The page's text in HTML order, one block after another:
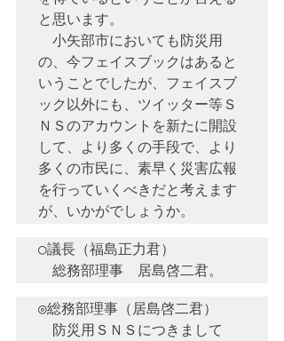
と思います。
小矢部市においても防災用
の、今フェイスブックはあると
いうことでしたが、フェイスブ
ック以外にも、ツイッター等Ｓ
ＮＳのアカウントを新たに開設
して、より多くの手段で、より
多くの市民に、素早く災害広報
を行っていくべきだと考えます
○議長（福島正力君）
◎総務部理事（居島啓二君）
防災用ＳＮＳにつきまして